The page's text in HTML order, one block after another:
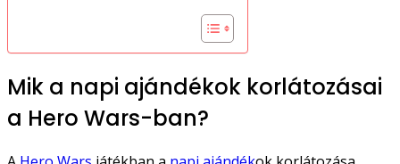
Mik a napi ajándékok korlátozásai
a Hero Wars-ban?